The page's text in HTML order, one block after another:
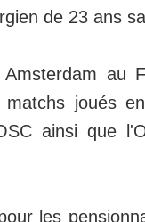
de 23 ans
Amsterdam au
joués
ainsi que
les